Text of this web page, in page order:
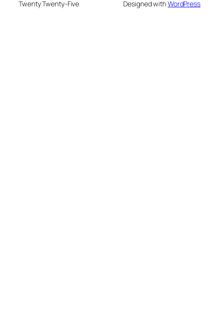
Twenty Twenty-Five Designed withWordPress